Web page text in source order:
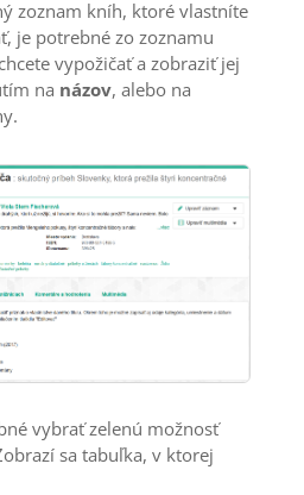
zoznam kníh, ktoré vlastníte
je potrebné zo zoznamu
vypožičať a zobraziť jej
na názov, alebo na
vybrať zelenú možnosť
sa tabuľka, v ktorej